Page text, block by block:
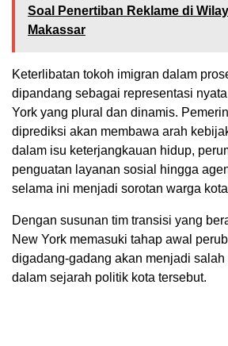
Soal Penertiban Reklame di
Makassar
Keterlibatan tokoh imigran dalam
dipandang sebagai representasi
York yang plural dan dinamis.
diprediksi akan membawa arah
dalam isu keterjangkauan hidup,
penguatan layanan sosial hingga
selama ini menjadi sorotan warga
Dengan susunan tim transisi yang
New York memasuki tahap awal
digadang-gadang akan menjadi
dalam sejarah politik kota tersebut.